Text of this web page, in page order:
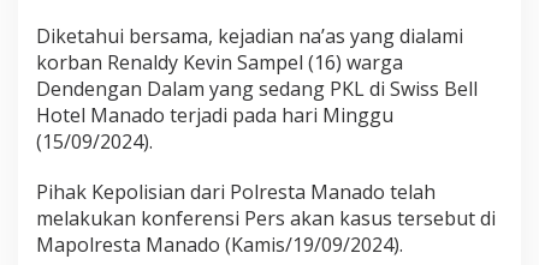
Diketahui bersama, kejadian na’as yang dialami
korban Renaldy Kevin Sampel (16) warga
Dendengan Dalam yang sedang PKL di Swiss Bell
Hotel Manado terjadi pada hari Minggu
(15/09/2024).
Pihak Kepolisian dari Polresta Manado telah
melakukan konferensi Pers akan kasus tersebut di
Mapolresta Manado (Kamis/19/09/2024).